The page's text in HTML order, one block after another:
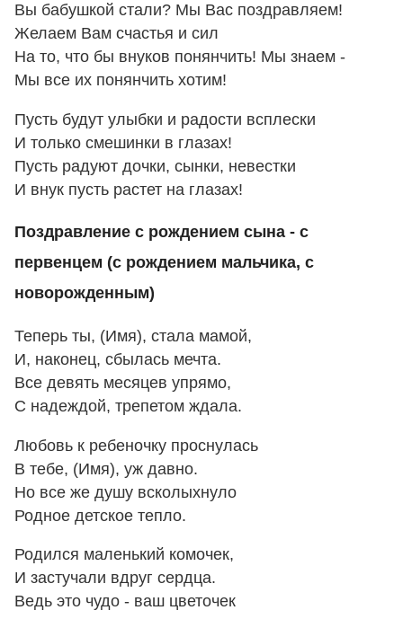
Вы бабушкой стали? Мы Вас поздравляем!
Желаем Вам счастья и сил
На то, что бы внуков понянчить! Мы знаем -
Мы все их понянчить хотим!
Пусть будут улыбки и радости всплески
И только смешинки в глазах!
Пусть радуют дочки, сынки, невестки
И внук пусть растет на глазах!
Поздравление с рождением сына - с
первенцем (с рождением мальчика, с
новорожденным)
Теперь ты, (Имя), стала мамой,
И, наконец, сбылась мечта.
Все девять месяцев упрямо,
С надеждой, трепетом ждала.
Любовь к ребеночку проснулась
В тебе, (Имя), уж давно.
Но все же душу всколыхнуло
Родное детское тепло.
Родился маленький комочек,
И застучали вдруг сердца.
Ведь это чудо - ваш цветочек